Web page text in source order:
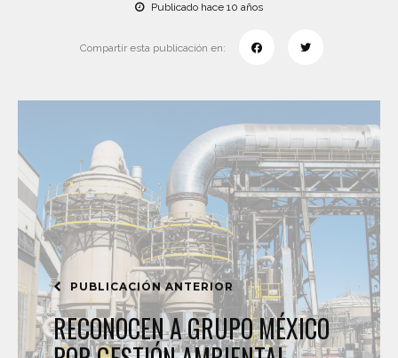
Publicado hace 10 años
Compartir esta publicación en:
PUBLICACIÓN ANTERIOR
RECONOCEN A GRUPO MÉXICO